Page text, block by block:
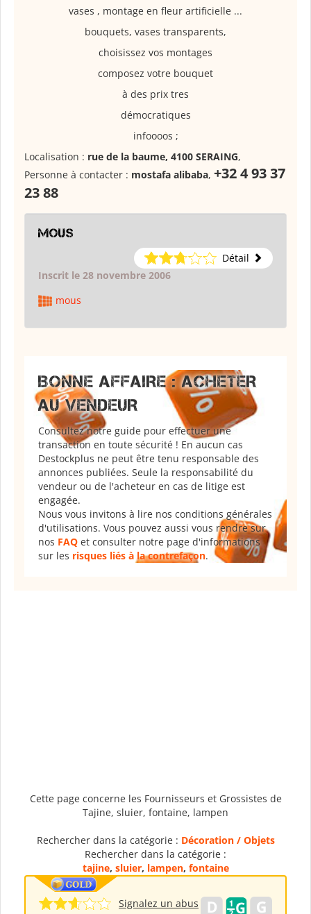
vases , montage en fleur artificielle ...
bouquets, vases transparents,
choisissez vos montages
composez votre bouquet
à des prix tres
démocratiques
infoooos ;
Localisation : rue de la baume, 4100 SERAING,
Personne à contacter : mostafa alibaba, +32 4 93 37
23 88
mous
Détail
Inscrit le 28 novembre 2006
mous
BONNE AFFAIRE : ACHETER
AU VENDEUR
Consultez notre guide pour effectuer une
transaction en toute sécurité ! En aucun cas
Destockplus ne peut être tenu responsable des
annonces publiées. Seule la responsabilité du
vendeur ou de l'acheteur en cas de litige est
engagée.
Nous vous invitons à lire nos conditions générales
d'utilisations. Vous pouvez aussi vous rendre sur
nos FAQ et consulter notre page d'informations
sur les risques liés à la contrefaçon.
Cette page concerne les Fournisseurs et Grossistes de
Tajine, sluier, fontaine, lampen
Rechercher dans la catégorie : Décoration / Objets
Rechercher dans la catégorie :
tajine, sluier, lampen, fontaine
Signalez un abus